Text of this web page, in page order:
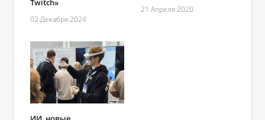
Twitch»
02 Декабря 2024
21 Апреля 2020